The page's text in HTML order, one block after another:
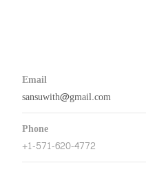
Email
sansuwith@gmail.com
Phone
+1-571-620-4772